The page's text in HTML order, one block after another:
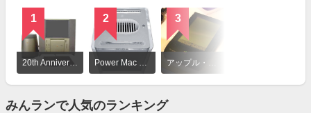
1
20th Anniversary Macintosh
2
Power Mac G4 Cube
3
アップル・ニュートン（MessagePad H1000）
みんランで人気のランキング